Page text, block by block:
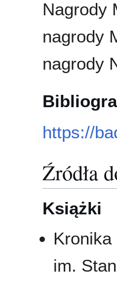
Nagrody
nagrody
nagrody
https://
Źródła
Książki
im.